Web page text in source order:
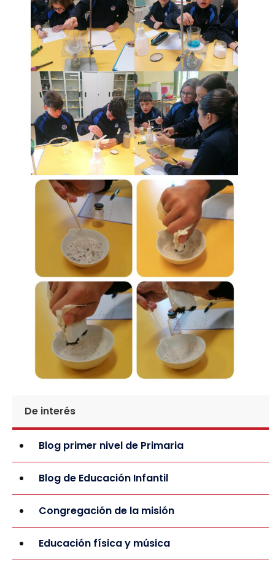
De interés
Blog primer nivel de Primaria
Blog de Educación Infantil
Congregación de la misión
Educación física y música